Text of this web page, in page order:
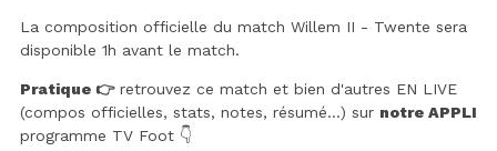
La composition officielle du match Willem II - Twente sera
disponible 1h avant le match.
Pratique 👉retrouvez ce match et bien d'autres EN LIVE
(compos officielles, stats, notes, résumé...) sur notre APPLI
programme TV Foot 👇